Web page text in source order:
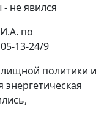
не явился
по
13-24/9
политики и